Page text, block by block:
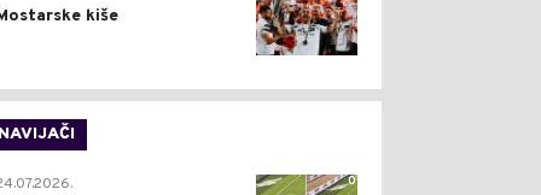
kiše
NAVIJAČI
0